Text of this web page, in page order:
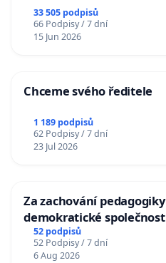
33 505 podpisů
66 Podpisy / 7 dní
15 Jun 2026
Chceme svého ředitele
1 189 podpisů
62 Podpisy / 7 dní
23 Jul 2026
Za zachování
demokratické
52 podpisů
52 Podpisy / 7 dní
6 Aug 2026